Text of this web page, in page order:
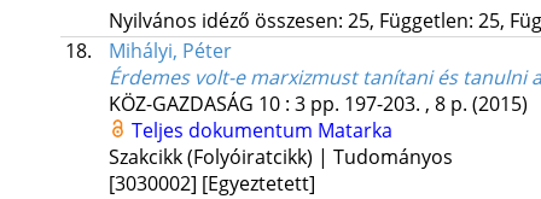
Nyilvános idéző összesen: 25, Független: 25,
18.
Mihályi, Péter
Érdemes volt-e marxizmust tanítani és tanulni
KÖZ-GAZDASÁG 10: 3 pp. 197-203. , 8 p. (2015)
Teljes dokumentum Matarka
Szakcikk (Folyóiratcikk) | Tudományos
[3030002] [Egyeztetett]